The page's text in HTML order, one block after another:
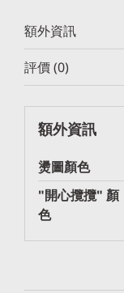
額外資訊
評價 (0)
額外資訊
燙圖顏色
"開心攬攬" 顏
色